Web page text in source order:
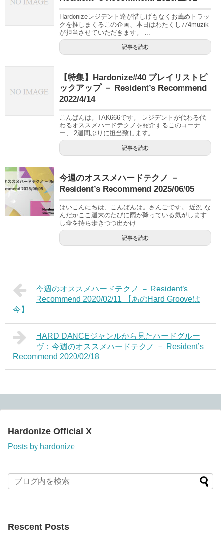
Hardonizeレジデント達が惜しげもなくお薦めトラッ
クを推しまくるこの企画、本日はわたくし774muzik
が担当させていただきます。 ...
記事を読む
【特集】Hardonize#40 プレイリストピ
ックアップ － Resident’s Recommend
2022/4/14
こんばんは。TAK666です。 レジデントが代わる代
わるオススメハードテクノを紹介するこのコーナ
ー、 2週間ぶりに担当致します。 ...
記事を読む
今週のオススメハードテクノ －
Resident’s Recommend 2025/06/05
はいこんにちは、こんばんは。さんごです。 近況 な
んだかここ週末のたびに雨が降っている気がします
し傘を持ち歩きつつ出かけ...
記事を読む
今週のオススメハードテクノ － Resident’s
Recommend 2020/02/11 【あのHard Grooveは
今】
HARD DANCEジャンルから見たハードグルー
ヴ：今週のオススメハードテクノ － Resident’s
Recommend 2020/02/18
Hardonize Official X
Posts by hardonize
Rescent Posts